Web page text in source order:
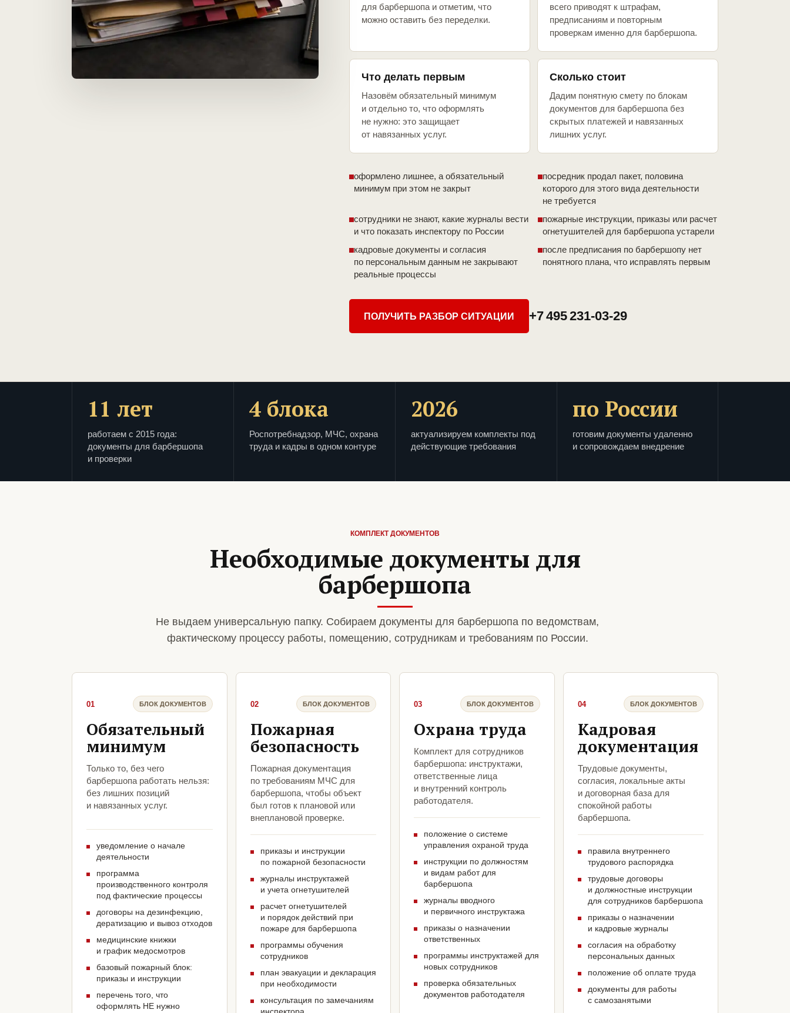
для барбершопа и отметим, что
можно оставить без переделки.
всего приводят к штрафам,
предписаниям и повторным
проверкам именно для барбершопа.
Что делать первым
Назовём обязательный минимум
и отдельно то, что оформлять
не нужно: это защищает
от навязанных услуг.
Сколько стоит
Дадим понятную смету по блокам
документов для барбершопа без
скрытых платежей и навязанных
лишних услуг.
оформлено лишнее, а обязательный
минимум при этом не закрыт
посредник продал пакет, половина
которого для этого вида деятельности
не требуется
сотрудники не знают, какие журналы вести
и что показать инспектору по России
пожарные инструкции, приказы или расчет
огнетушителей для барбершопа устарели
кадровые документы и согласия
по персональным данным не закрывают
реальные процессы
после предписания по барбершопу нет
понятного плана, что исправлять первым
ПОЛУЧИТЬ РАЗБОР СИТУАЦИИ +7 495 231-03-29
11 лет
работаем с 2015 года:
документы для барбершопа
и проверки
4 блока
Роспотребнадзор, МЧС, охрана
труда и кадры в одном контуре
2026
актуализируем комплекты под
действующие требования
по России
готовим документы удаленно
и сопровождаем внедрение
КОМПЛЕКТ ДОКУМЕНТОВ
Необходимые документы для
барбершопа
Не выдаем универсальную папку. Собираем документы для барбершопа по ведомствам,
фактическому процессу работы, помещению, сотрудникам и требованиям по России.
01 БЛОК ДОКУМЕНТОВ
Обязательный
минимум
Только то, без чего
барбершопа работать нельзя:
без лишних позиций
и навязанных услуг.
уведомление о начале
деятельности
программа
производственного контроля
под фактические процессы
договоры на дезинфекцию,
дератизацию и вывоз отходов
медицинские книжки
и график медосмотров
базовый пожарный блок:
приказы и инструкции
перечень того, что
оформлять НЕ нужно
02 БЛОК ДОКУМЕНТОВ
Пожарная
безопасность
Пожарная документация
по требованиям МЧС для
барбершопа, чтобы объект
был готов к плановой или
внеплановой проверке.
приказы и инструкции
по пожарной безопасности
журналы инструктажей
и учета огнетушителей
расчет огнетушителей
и порядок действий при
пожаре для барбершопа
программы обучения
сотрудников
план эвакуации и декларация
при необходимости
консультация по замечаниям
03 БЛОК ДОКУМЕНТОВ
Охрана труда
Комплект для сотрудников
барбершопа: инструктажи,
ответственные лица
и внутренний контроль
работодателя.
положение о системе
управления охраной труда
инструкции по должностям
и видам работ для
барбершопа
журналы вводного
и первичного инструктажа
приказы о назначении
ответственных
программы инструктажей для
новых сотрудников
проверка обязательных
документов работодателя
04 БЛОК ДОКУМЕНТОВ
Кадровая
документация
Трудовые документы,
согласия, локальные акты
и договорная база для
спокойной работы
барбершопа.
правила внутреннего
трудового распорядка
трудовые договоры
и должностные инструкции
для сотрудников барбершопа
приказы о назначении
и кадровые журналы
согласия на обработку
персональных данных
положение об оплате труда
документы для работы
с самозанятыми